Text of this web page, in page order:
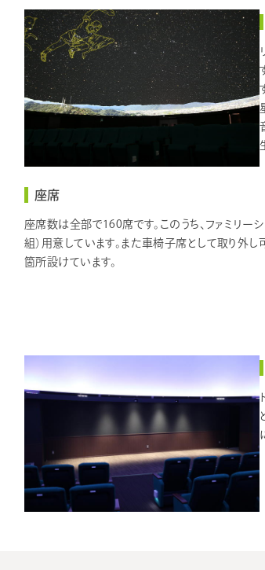
学習番組 15:30～16:05超巨大恐竜
16:30～17:05ほしぞライブ～解説員によ
座席
座席数は全部で160席です。このうち、ファミリー
組）用意しています。また車椅子席として取り外
箇所設けています。